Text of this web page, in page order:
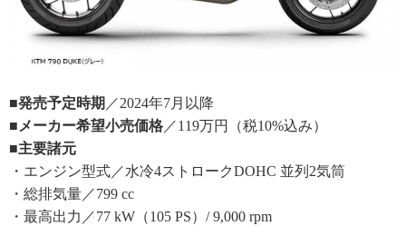
■発売予定時期 ／2024年7月以降
■メーカー希望小売価格／119万円（税10%込み）
■主要諸元
・エンジン型式／水冷4ストロークDOHC 並列2気筒
・総排気量／799 cc
・最高出力／77 kW（105 PS）/ 9,000 rpm